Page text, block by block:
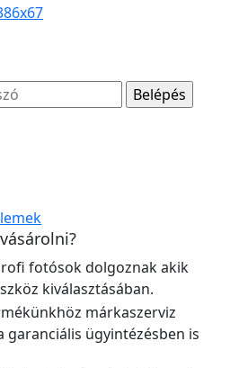
fotósok dolgoznak akik
kiválasztásában.
márkaszerviz
ügyintézésben is